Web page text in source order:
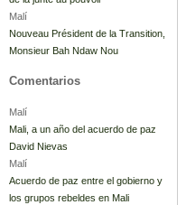
Malí
Nouveau Président de la Transition,
Monsieur Bah Ndaw Nou
Comentarios
Malí
Mali, a un año del acuerdo de paz
David Nievas
Malí
Acuerdo de paz entre el gobierno y
los grupos rebeldes en Mali